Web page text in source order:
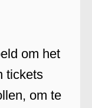
om het
tickets
om te